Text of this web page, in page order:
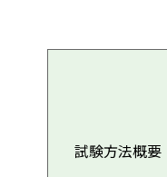
試験方法概要